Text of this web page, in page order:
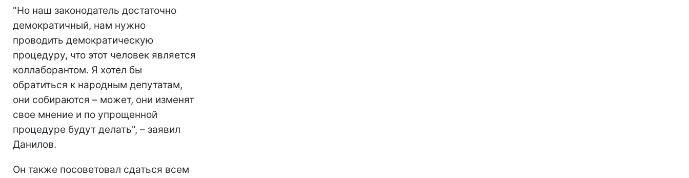
"Но наш законодатель достаточно
демократичный, нам нужно
проводить демократическую
процедуру, что этот человек является
коллаборантом. Я хотел бы
обратиться к народным депутатам,
они собираются – может, они изменят
свое мнение и по упрощенной
процедуре будут делать", – заявил
Данилов.
Он также посоветовал сдаться всем